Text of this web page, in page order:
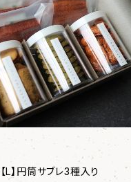
L】円筒サブレ3種入り